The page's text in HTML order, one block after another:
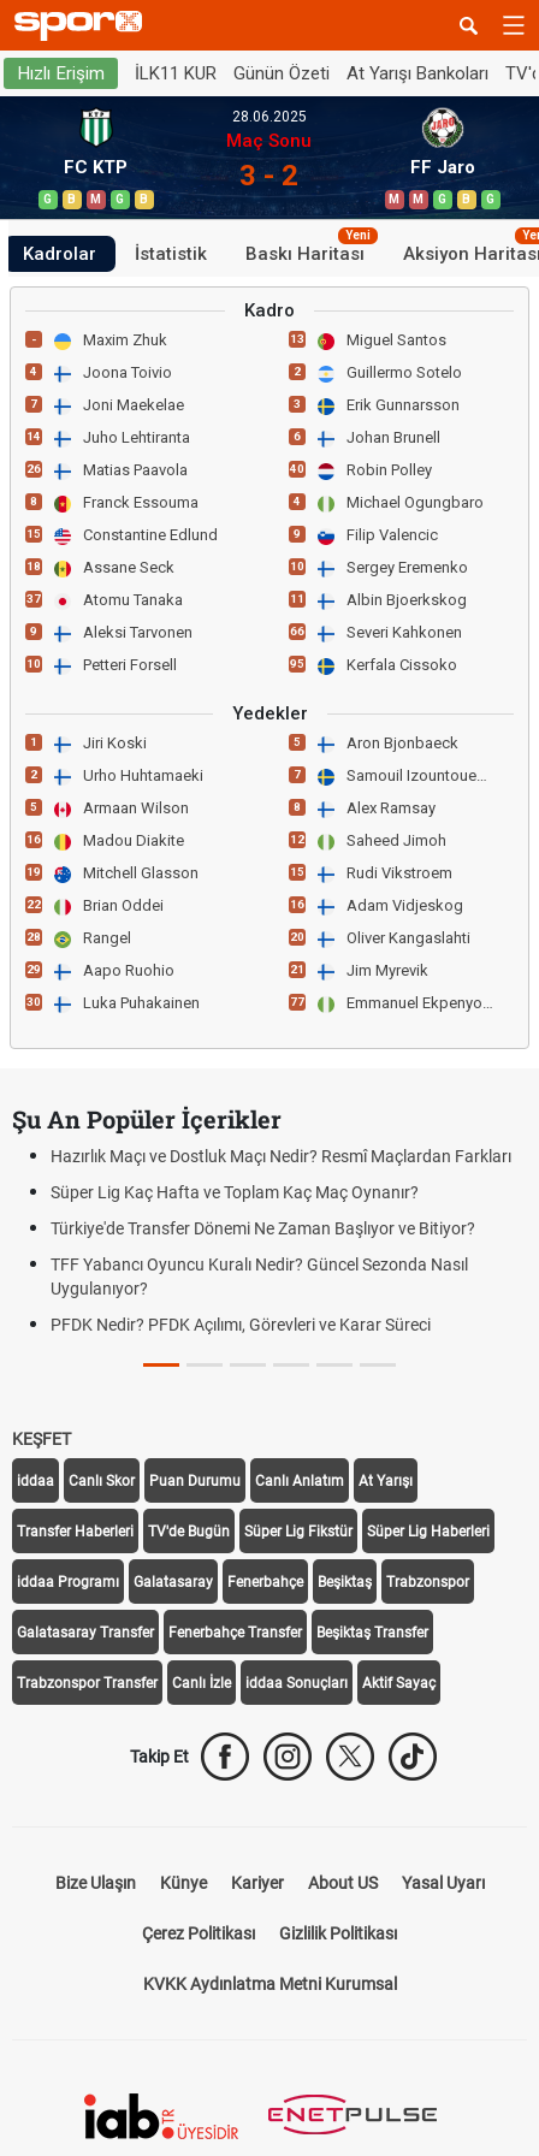
Hızlı Erişim İLK11 KUR Günün Özeti At Yarışı Bankoları
FC KTP
G B M G B
28.06.2025
Maç Sonu
3 - 2 FF Jaro
M M G B G
Kadrolar İstatistik Baskı Haritası
Yeni
Aksiyon
Kadro
- Maxim Zhuk
4 Joona Toivio
7 Joni Maekelae
14 Juho Lehtiranta
26 Matias Paavola
8 Franck Essouma
15 Constantine Edlund
18 Assane Seck
37 Atomu Tanaka
9 Aleksi Tarvonen
10 Petteri Forsell
13 Miguel Santos
2 Guillermo Sotelo
3 Erik Gunnarsson
6 Johan Brunell
40 Robin Polley
4 Michael Ogungbaro
9 Filip Valencic
10 Sergey Eremenko
11 Albin Bjoerkskog
66 Severi Kahkonen
95 Kerfala Cissoko
Yedekler
1 Jiri Koski
2 Urho Huhtamaeki
5 Armaan Wilson
16 Madou Diakite
19 Mitchell Glasson
22 Brian Oddei
28 Rangel
29 Aapo Ruohio
30 Luka Puhakainen
5 Aron Bjonbaeck
7 Samouil Izountouemoi
8 Alex Ramsay
12 Saheed Jimoh
15 Rudi Vikstroem
16 Adam Vidjeskog
20 Oliver Kangaslahti
21 Jim Myrevik
77 Emmanuel Ekpenyong
Şu An Popüler İçerikler
Hazırlık Maçı ve Dostluk Maçı Nedir? Resmî Maçlardan Farkları
Süper Lig Kaç Hafta ve Toplam Kaç Maç Oynanır?
Türkiye'de Transfer Dönemi Ne Zaman Başlıyor ve Bitiyor?
TFF Yabancı Oyuncu Kuralı Nedir? Güncel Sezonda Nasıl
Uygulanıyor?
PFDK Nedir? PFDK Açılımı, Görevleri ve Karar Süreci
KEŞFET
iddaa Canlı Skor Puan Durumu Canlı Anlatım At Yarışı
Transfer Haberleri TV'de Bugün Süper Lig Fikstür Süper Lig Haberleri
iddaa Programı Galatasaray Fenerbahçe Beşiktaş Trabzonspor
Galatasaray Transfer Fenerbahçe Transfer Beşiktaş Transfer
Trabzonspor Transfer Canlı İzle iddaa Sonuçları Aktif Sayaç
Takip Et
Bize Ulaşın Künye Kariyer About US Yasal Uyarı
Çerez Politikası Gizlilik Politikası
KVKK Aydınlatma Metni Kurumsal